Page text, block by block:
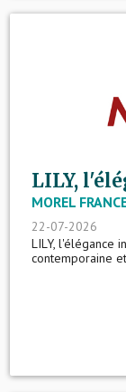
LILY,
MOREL
22-07-2026
LILY, l'élégance
contemporaine